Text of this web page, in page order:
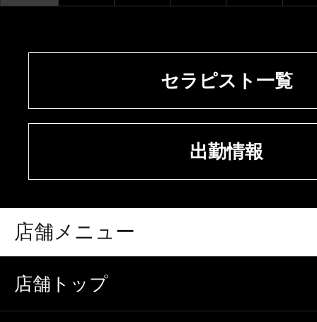
セラピスト一覧
出勤情報
店舗メニュー
店舗トップ